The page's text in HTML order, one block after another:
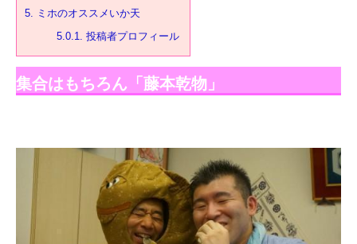
5. ミホのオススメいか天
5.0.1. 投稿者プロフィール
集合はもちろん「藤本乾物」